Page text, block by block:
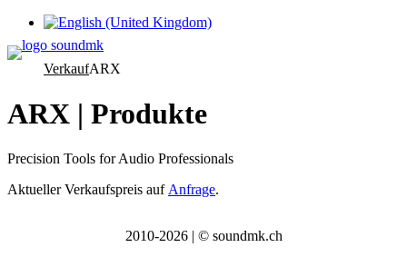
Sprache auswählen
VerkaufARX
ARX | Produkte
Precision Tools for Audio Professionals
Aktueller Verkaufspreis auf Anfrage.
2010-2026 | © soundmk.ch